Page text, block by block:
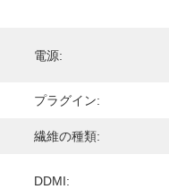
電源:
プラグイン:
繊維の種類:
DDMI: